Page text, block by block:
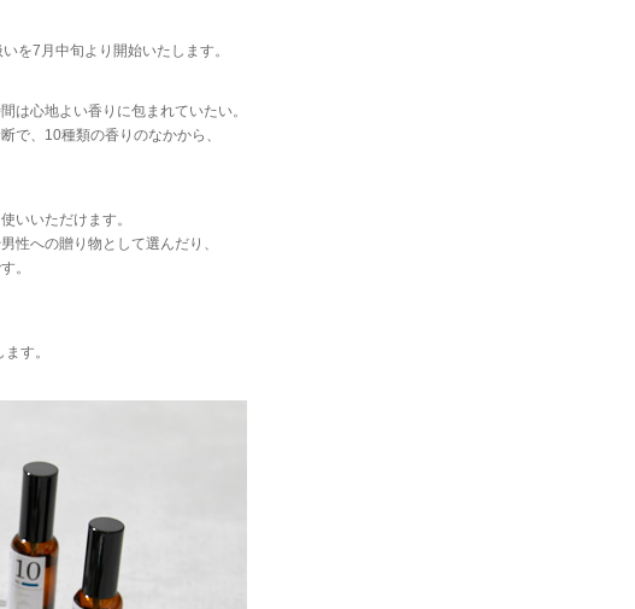
を7月中旬より開始いたします。
は心地よい香りに包まれていたい。
で、10種類の香りのなかから、
いいただけます。
性への贈り物として選んだり、
。
す。